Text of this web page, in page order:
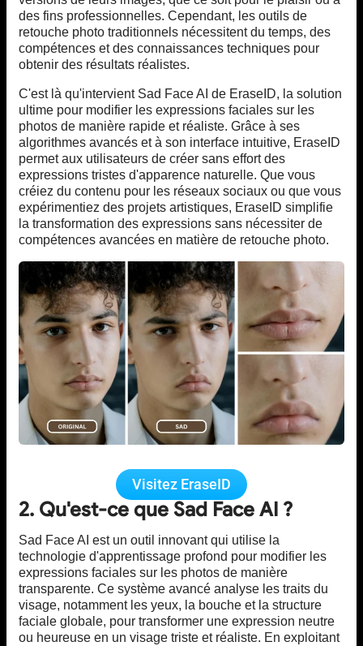
des fins professionnelles. Cependant, les outils de
retouche photo traditionnels nécessitent du temps, des
compétences et des connaissances techniques pour
obtenir des résultats réalistes.
C'est là qu'intervient Sad Face AI de EraseID, la solution
ultime pour modifier les expressions faciales sur les
photos de manière rapide et réaliste. Grâce à ses
algorithmes avancés et à son interface intuitive, EraseID
permet aux utilisateurs de créer sans effort des
expressions tristes d'apparence naturelle. Que vous
créiez du contenu pour les réseaux sociaux ou que vous
expérimentiez des projets artistiques, EraseID simplifie
la transformation des expressions sans nécessiter de
compétences avancées en matière de retouche photo.
Visitez EraseID
2. Qu'est-ce que Sad Face AI ?
Sad Face AI est un outil innovant qui utilise la
technologie d'apprentissage profond pour modifier les
expressions faciales sur les photos de manière
transparente. Ce système avancé analyse les traits du
visage, notamment les yeux, la bouche et la structure
faciale globale, pour transformer une expression neutre
ou heureuse en un visage triste et réaliste. En exploitant